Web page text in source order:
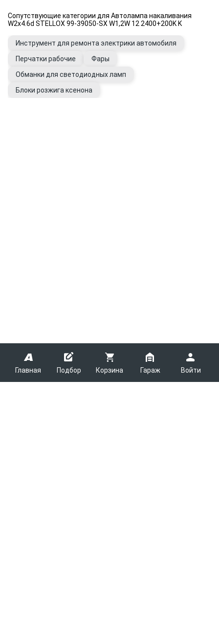
Главная Подбор Корзина Гараж Войти
GENERAL MOTORS
99050000
Сопутствующие категории для Автолампа накаливания
W2x4.6d STELLOX 99-39050-SX W1,2W 12 2400+200K K
Инструмент для ремонта электрики автомобиля
Перчатки рабочие
Фары
Обманки для светодиодных ламп
Блоки розжига ксенона